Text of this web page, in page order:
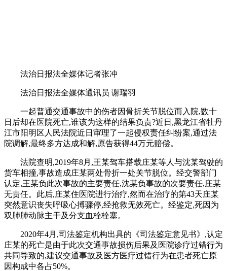
法治日报法全媒体记者张冲
法治日报法全媒体通讯员 谢瑞羽
一起普通交通事故中的伤者因骨折关节脱位而入院,数十
日后却在医院死亡,谁该为这样的结果负责?近日,黑龙江省牡丹
江市阳明区人民法院近日审理了一起侵权责任纠纷案,通过法
院调解,最终多方达成和解,原告获得44万元赔偿。
法院查明,2019年8月,王某驾车搭载庄某等人与沈某驾驶的
货车相撞,事故造成庄某两处骨折一处关节脱位。经交警部门
认定,王某负此次事故的主要责任,沈某负事故的次要责任,庄某
无责任。此后,庄某住医院进行治疗,然而在治疗的第43天庄某
突然意识丧失呼吸心搏骤停,经抢救无效死亡。经鉴定,死因为
双肺肺动脉主干及分支血栓栓塞。
2020年4月,司法鉴定机构出具的《司法鉴定意见书》,认定
庄某的死亡是由于此次交通事故损伤后果及医院诊疗过错行为
共同导致的,建议交通事故及医方医疗过错行为在患者死亡原
因构成中各占50%。